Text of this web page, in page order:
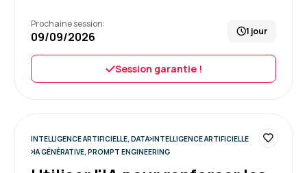
Formation : IA générative, travaillez 3 fois plus vite
Je suis entièrement satisfait de la formation.
Prochaine session:
09/09/2026 1 jour
Session garantie !
INTELLIGENCE ARTIFICIELLE, DATA INTELLIGENCE ARTIFICIELLE
IA GÉNÉRATIVE, PROMPT ENGINEERING